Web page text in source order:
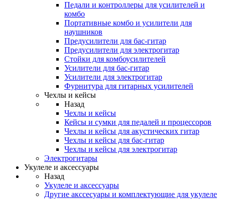
Педали и контроллеры для усилителей и
комбо
Портативные комбо и усилители для
наушников
Предусилители для бас-гитар
Предусилители для электрогитар
Стойки для комбоусилителей
Усилители для бас-гитар
Усилители для электрогитар
Фурнитура для гитарных усилителей
Чехлы и кейсы
Назад
Чехлы и кейсы
Кейсы и сумки для педалей и процессоров
Чехлы и кейсы для акустических гитар
Чехлы и кейсы для бас-гитар
Чехлы и кейсы для электрогитар
Электрогитары
Укулеле и аксессуары
Назад
Укулеле и аксессуары
Другие акссесуары и комплектующие для укулеле